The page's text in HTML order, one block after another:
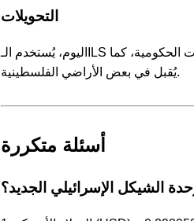
التحويلات
اليوم، يُستخدم الـILS على نطاق واسع في إسرائيل لجميع المعاملات المالية، بما في ذلك البنوك والتجارة والعمليات الحكومية، كما
يُقبل في بعض الأراضي الفلسطينية.
أسئلة متكررة